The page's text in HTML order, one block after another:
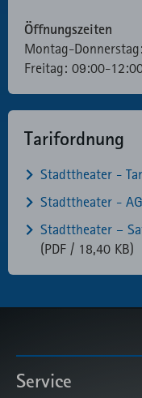
Öffnungszeiten
Montag-
Freitag: 09:00-
Tarifordnung
Stadttheater -
Stadttheater -
Stadttheater –
(PDF / 18,40 KB)
Service